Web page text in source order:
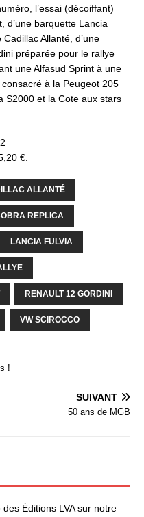
l’essai (décoiffant)
d’une barquette Lancia
Cadillac Allanté, d’une
préparée pour le rallye
une Alfasud Sprint à une
à la Peugeot 205
S2000 et la Cote aux stars
€.
ALLANTÉ
REPLICA
LANCIA FULVIA
RENAULT 12 GORDINI
VW SCIROCCO
!
SUIVANT
50 ans de MGB
Éditions LVA sur notre